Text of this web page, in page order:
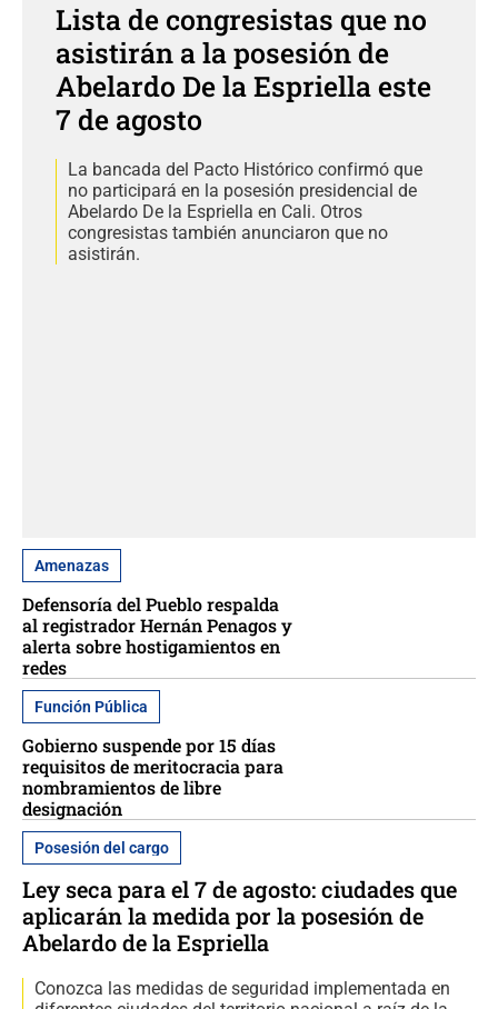
Lista de congresistas que no
asistirán a la posesión de
Abelardo De la Espriella este
7 de agosto
La bancada del Pacto Histórico confirmó que
no participará en la posesión presidencial de
Abelardo De la Espriella en Cali. Otros
congresistas también anunciaron que no
asistirán.
Amenazas
Defensoría del Pueblo respalda
al registrador Hernán Penagos y
alerta sobre hostigamientos en
redes
Función Pública
Gobierno suspende por 15 días
requisitos de meritocracia para
nombramientos de libre
designación
Posesión del cargo
Ley seca para el 7 de agosto: ciudades que
aplicarán la medida por la posesión de
Abelardo de la Espriella
Conozca las medidas de seguridad implementada en